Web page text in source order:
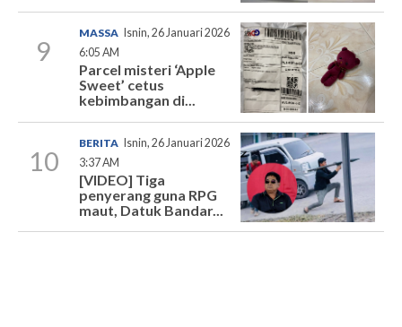
9
MASSA
Isnin, 26 Januari 2026
6:05 AM
Parcel misteri ‘Apple
Sweet’ cetus
kebimbangan di...
10
BERITA
Isnin, 26 Januari 2026
3:37 AM
[VIDEO] Tiga
penyerang guna RPG
maut, Datuk Bandar...